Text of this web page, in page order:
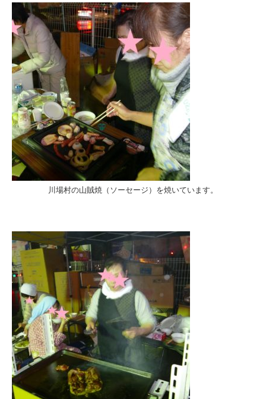
川場村の山賊焼（ソーセージ）を焼いています。